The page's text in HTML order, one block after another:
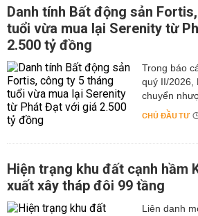
Danh tính Bất động sản
tuổi vừa mua lại Serenity từ
2.500 tỷ đồng
Trong báo
quý II/2026,
chuyển
CHỦ ĐẦU TƯ
Hiện trạng khu đất cạnh hầm
xuất xây tháp đôi 99 tầng
Liên danh